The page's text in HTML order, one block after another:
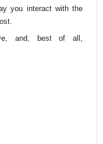
you interact with the
and, best of all,